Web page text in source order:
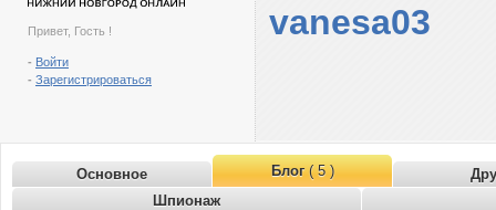
Привет, Гость !
- Войти
- Зарегистрироваться
vanesa03
Основное Блог( 5 )
Шпионаж